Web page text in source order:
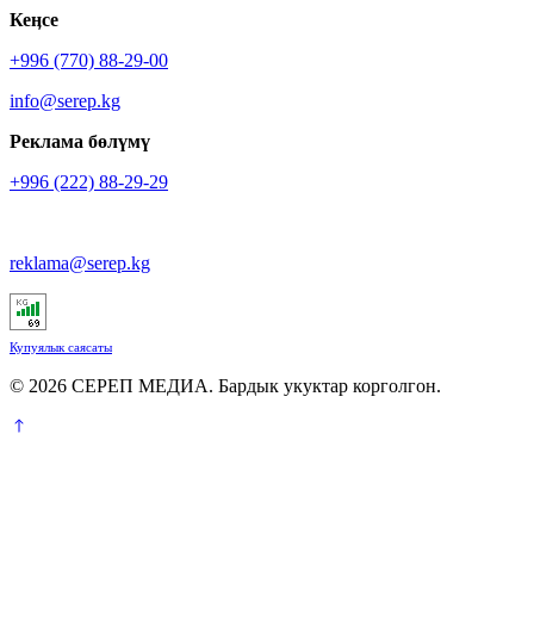
Кеӊсе
+996 (770) 88-29-00
info@serep.kg
Реклама бөлүмү
+996 (222) 88-29-29
reklama@serep.kg
Купуялык саясаты
© 2026 СЕРЕП МЕДИА. Бардык укуктар корголгон.